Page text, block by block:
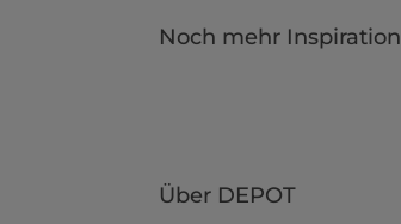
Noch mehr Inspiration
Über DEPOT